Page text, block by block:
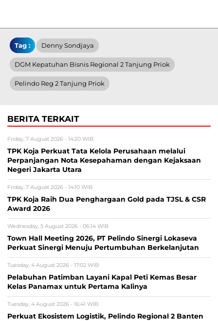
Tag : Denny Sondjaya
DGM Kepatuhan Bisnis Regional 2 Tanjung Priok
Pelindo Reg 2 Tanjung Priok
BERITA TERKAIT
Friday, 7 August 2026 - 14:20 WIB
TPK Koja Perkuat Tata Kelola Perusahaan melalui
Perpanjangan Nota Kesepahaman dengan Kejaksaan
Negeri Jakarta Utara
Friday, 7 August 2026 - 14:10 WIB
TPK Koja Raih Dua Penghargaan Gold pada TJSL & CSR
Award 2026
Wednesday, 5 August 2026 - 06:14 WIB
Town Hall Meeting 2026, PT Pelindo Sinergi Lokaseva
Perkuat Sinergi Menuju Pertumbuhan Berkelanjutan
Tuesday, 4 August 2026 - 17:02 WIB
Pelabuhan Patimban Layani Kapal Peti Kemas Besar
Kelas Panamax untuk Pertama Kalinya
Tuesday, 4 August 2026 - 16:41 WIB
Perkuat Ekosistem Logistik, Pelindo Regional 2 Banten